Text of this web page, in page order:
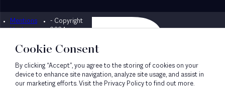
Mentions
légales
- Copyright
2024
Designed by Bonhomme
Cookie Consent
By clicking “Accept”, you agree to the storing of cookies on your
device to enhance site navigation, analyze site usage, and assist in
our marketing efforts. Visit the Privacy Policy to find out more.